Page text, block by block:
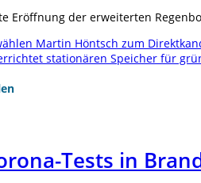
Eröffnung der erweiterten
Martin Höntsch zum
stationären Speicher für
Tests in